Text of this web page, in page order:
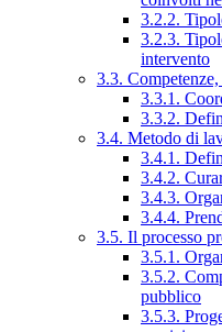
3.2.2.
3.2.3.
intervento
3.3.
3.3.1.
3.3.2.
3.4. Metodo di
3.4.1.
3.4.2.
3.4.3.
3.4.4.
3.5. Il processo
3.5.1.
3.5.2.
pubblico
3.5.3.